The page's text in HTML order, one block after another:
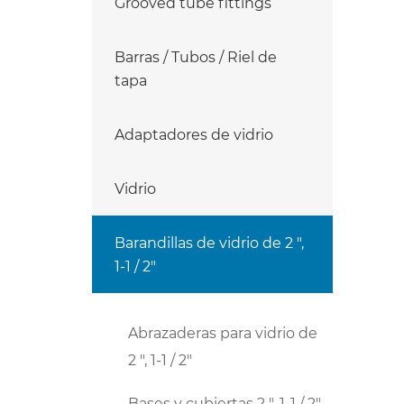
Barras / Tubos / Riel de
tapa
Adaptadores de vidrio
Vidrio
Barandillas de vidrio de 2 ",
1-1 / 2"
Abrazaderas para vidrio de
2 ", 1-1 / 2"